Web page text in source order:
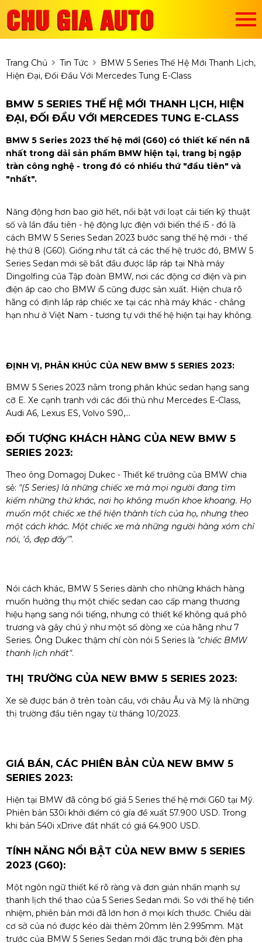
Trang Chủ Tin Tức
BMW 5 Series Thế Hệ Mới Thanh Lịch,
Hiện Đại, Đối Đầu Với Mercedes Tung E-Class
BMW 5 SERIES THẾ HỆ MỚI THANH LỊCH, HIỆN
ĐẠI, ĐỐI ĐẦU VỚI MERCEDES TUNG E-CLASS
BMW 5 Series 2023 thế hệ mới (G60) có thiết kế nền nã
nhất trong dải sản phẩm BMW hiện tại, trang bị ngập
tràn công nghệ - trong đó có nhiều thứ "đầu tiên" và
"nhất".
Năng động hơn bao giờ hết, nổi bật với loạt cải tiến kỹ thuật
số và lần đầu tiên - hệ động lực điện với biến thể i5 - đó là
cách BMW 5 Series Sedan 2023 bước sang thế hệ mới - thế
hệ thứ 8 (G60). Giống như tất cả các thế hệ trước đó, BMW 5
Series Sedan mới sẽ bắt đầu được lắp ráp tại Nhà máy
Dingolfing của Tập đoàn BMW, nơi các động cơ điện và pin
điện áp cao cho BMW i5 cũng được sản xuất. Hiện chưa rõ
hãng có định lắp ráp chiếc xe tại các nhà máy khác - chẳng
hạn như ở Việt Nam - tương tự với thế hệ hiện tại hay không.
ĐỊNH VỊ, PHÂN KHÚC CỦA NEW BMW 5 SERIES 2023:
BMW 5 Series 2023 nằm trong phân khúc sedan hạng sang
cỡ E. Xe cạnh tranh với các đối thủ như Mercedes E-Class,
Audi A6, Lexus ES, Volvo S90,...
ĐỐI TƯỢNG KHÁCH HÀNG CỦA NEW BMW 5
SERIES 2023:
Theo ông Domagoj Dukec - Thiết kế trưởng của BMW chia
sẻ: "(5 Series) là những chiếc xe mà mọi người đang tìm
kiếm những thứ khác, nơi họ không muốn khoe khoang. Họ
muốn một chiếc xe thể hiện thành tích của họ, nhưng theo
một cách khác. Một chiếc xe mà những người hàng xóm chỉ
nói, 'ồ, đẹp đấy'”.
Nói cách khác, BMW 5 Series dành cho những khách hàng
muốn hưởng thụ một chiếc sedan cao cấp mang thương
hiệu hạng sang nổi tiếng, nhưng có thiết kế không quá phô
trương và gây chú ý như một số dòng xe của hãng như 7
Series. Ông Dukec thậm chí còn nói 5 Series là "chiếc BMW
thanh lịch nhất".
THỊ TRƯỜNG CỦA NEW BMW 5 SERIES 2023:
Xe sẽ được bán ở trên toàn cầu, với châu Âu và Mỹ là những
thị trường đầu tiên ngay từ tháng 10/2023.
GIÁ BÁN, CÁC PHIÊN BẢN CỦA NEW BMW 5
SERIES 2023:
Hiện tại BMW đã công bố giá 5 Series thế hệ mới G60 tại Mỹ.
Phiên bản 530i khởi điểm có gía đề xuất 57.900 USD. Trong
khi bản 540i xDrive đắt nhất có giá 64.900 USD.
TÍNH NĂNG NỔI BẬT CỦA NEW BMW 5 SERIES
2023 (G60):
Một ngôn ngữ thiết kế rõ ràng và đơn giản nhấn mạnh sự
thanh lịch thể thao của 5 Series Sedan mới. So với thế hệ tiền
nhiệm, phiên bản mới đã lớn hơn ở mọi kích thước. Chiều dài
cơ sở của nó được kéo dài thêm 20mm lên 2.995mm. Mặt
trước của BMW 5 Series Sedan mới đặc trưng bởi đèn pha